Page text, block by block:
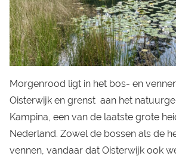
Morgenrood ligt in het bos- en
Oisterwijk en grenst aan het
Kampina, een van de laatste grote
Nederland. Zowel de bossen als de
vennen, vandaar dat Oisterwijk ook